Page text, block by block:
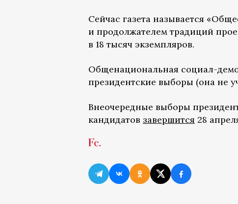
Сейчас газета называется
и продолжателем традиций
в 18 тысяч экземпляров.
Общенациональная социал-
президентские выборы (она не
Внеочередные выборы
кандидатов завершится 28